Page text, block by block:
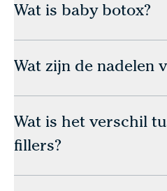
Wat is baby botox?
Wat zijn de nadelen
Wat is het verschil
fillers?